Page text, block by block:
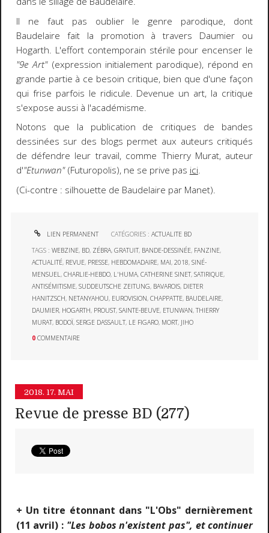
Il ne faut pas oublier le genre parodique, dont
Baudelaire fait la promotion à travers Daumier ou
Hogarth. L'effort contemporain stérile pour encenser le
"9e Art"(expression initialement parodique), répond en
grande partie à ce besoin critique, bien que d'une façon
qui frise parfois le ridicule. Devenue un art, la critique
s'expose aussi à l'académisme.
Notons que la publication de critiques de bandes
dessinées sur des blogs permet aux auteurs critiqués
de défendre leur travail, comme Thierry Murat, auteur
d'"Etunwan"(Futuropolis), ne se prive pas ici.
(Ci-contre : silhouette de Baudelaire par Manet).
LIEN PERMANENT CATÉGORIES :ACTUALITE BD
TAGS :WEBZINE, BD, ZÉBRA,GRATUIT, BANDE-DESSINÉE, FANZINE,
ACTUALITÉ, REVUE, PRESSE, HEBDOMADAIRE, MAI,2018,SINÉ-
MENSUEL ,CHARLIE-HEBDO, L'HUMA,CATHERINE SINET,SATIRIQUE,
ANTISÉMITISME,SUDDEUTSCHE ZEITUNG, BAVAROIS, DIETER
HANITZSCH, NETANYAHOU, EUROVISION,CHAPPATTE, BAUDELAIRE,
DAUMIER, HOGARTH, PROUST,SAINTE-BEUVE, ETUNWAN,THIERRY
MURAT, BODOÏ,SERGE DASSAULT, LE FIGARO, MORT, JIHO
0 COMMENTAIRE
2018. 17. MAI
Revue de presse BD (277)
+ Un titre étonnant dans "L'Obs" dernièrement
(11 avril) : "Les bobos n'existent pas", et continuer